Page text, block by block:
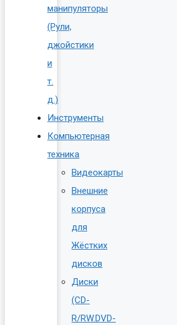
манипуляторы
(Рули,
джойстики
и
т.
д.)
Инструменты
Компьютерная
техника
Видеокарты
Внешние
корпуса
для
Жёстких
дисков
Диски
(CD-
R/RW.DVD-